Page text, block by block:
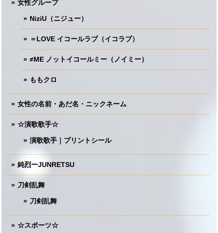
女性グループ
NiziU（ニジュー）
＝LOVE イコールラブ（イコラブ）
≠ME ノットイコールミー（ノイミー）
ももクロ
女性の名前・あだ名・ニックネーム
☆演歌歌手☆
演歌歌手｜プリントシール
純烈ーJUNRETSU
刀剣乱舞
刀剣乱舞
☆スポーツ☆